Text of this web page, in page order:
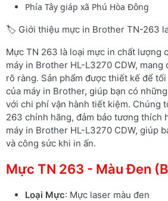
Phía Tây giáp xã Phú Hòa Đông
🏷️ Giới thiệu mực in Brother TN-263
Mực TN 263 là loại mực in chất lượng
máy in Brother HL-L3270 CDW, mang
rõ ràng. Sản phẩm được thiết kế để
của máy in Brother, giúp bạn có
với chi phí vận hành tiết kiệm. Chúng
263 chính hãng, đảm bảo tương thích
máy in Brother HL-L3270 CDW, giúp
và công sức khi in ấn.
Mực TN 263 - Màu Đen
Loại Mực: Mực laser màu đen